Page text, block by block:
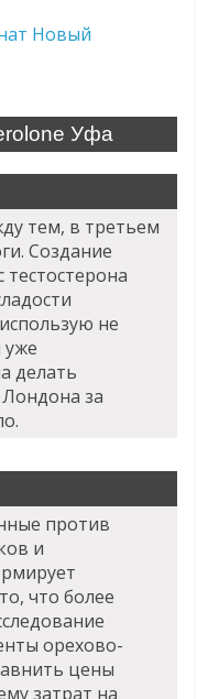
Новый
Уфа
тем, в третьем
Создание
тестостерона
не
уже
делать
за
против
и
что более
орехово-
цены
затрат на